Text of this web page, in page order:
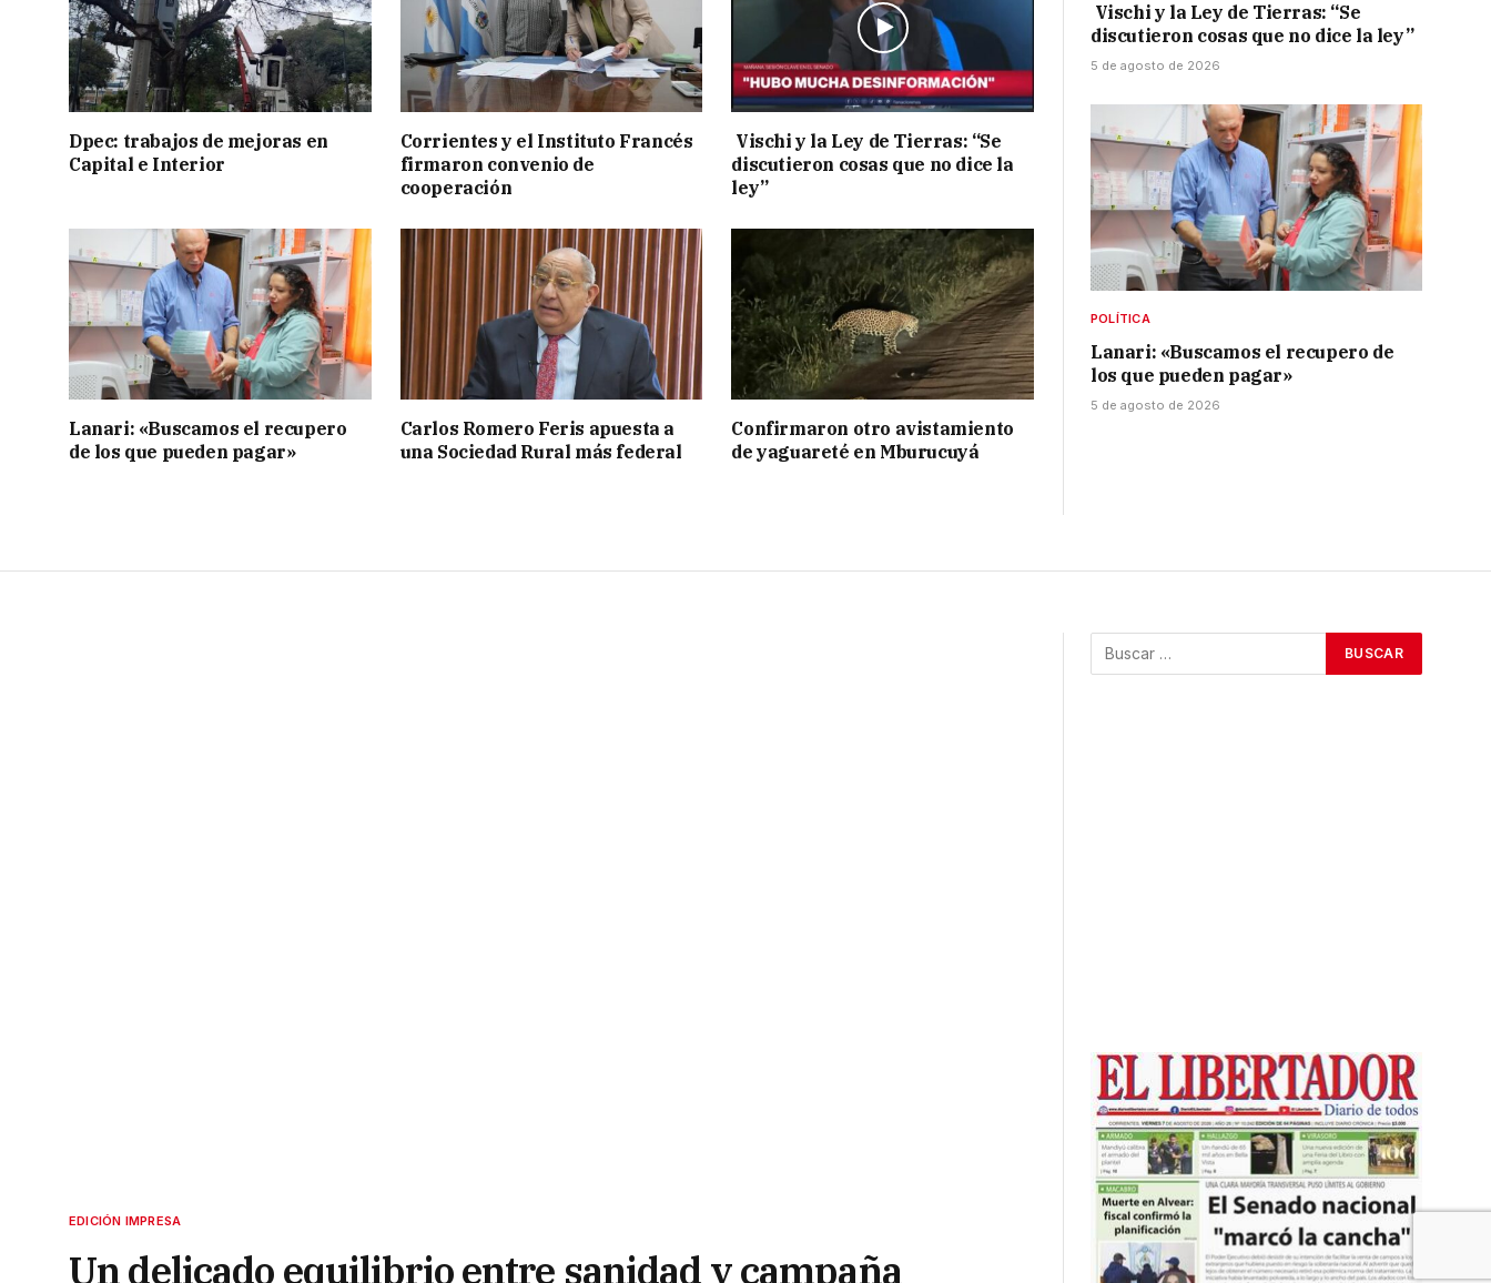
Dpec: trabajos de mejoras en
Capital e Interior
Corrientes y el Instituto Francés
firmaron convenio de
cooperación
Vischi y la Ley de Tierras: “Se
discutieron cosas que no dice la
ley”
Lanari: «Buscamos el recupero
de los que pueden pagar»
Carlos Romero Feris apuesta a
una Sociedad Rural más federal
Confirmaron otro avistamiento
de yaguareté en Mburucuyá
Vischi y la Ley de Tierras: “Se
discutieron cosas que no dice la ley”
5 de agosto de 2026
POLÍTICA
Lanari: «Buscamos el recupero de
los que pueden pagar»
5 de agosto de 2026
EDICIÓN IMPRESA
Un delicado equilibrio entre sanidad y campaña